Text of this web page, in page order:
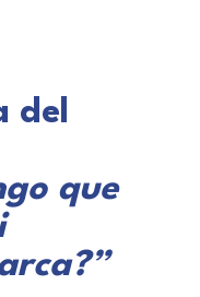
del
que